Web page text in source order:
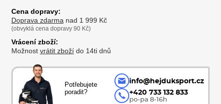
Cena dopravy:
Doprava zdarma nad 1 999 Kč
(obvyklá cena dopravy 90 Kč)
Vrácení zboží:
Možnost vrátit zbožído 14ti dnů
Potřebujete
poradit?
info@hejduksport.cz
+420 733 132 833
po-pa 8-16h